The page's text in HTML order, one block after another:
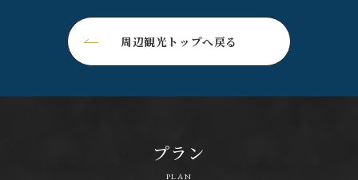
周辺観光トップへ戻る
プラン
PLAN